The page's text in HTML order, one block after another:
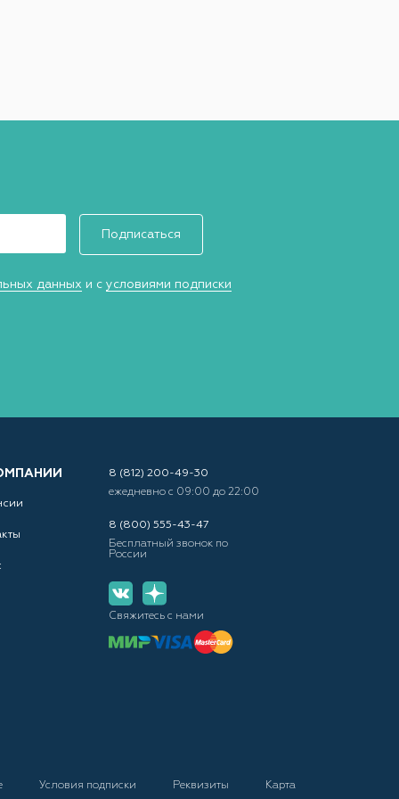
Подписаться
данных и с условиями подписки
8 (812) 200-49-30
ежедневно с 09:00 до 22:00
8 (800) 555-43-47
Бесплатный звонок по
России
Свяжитесь с нами
Условия подписки Реквизиты
Карта